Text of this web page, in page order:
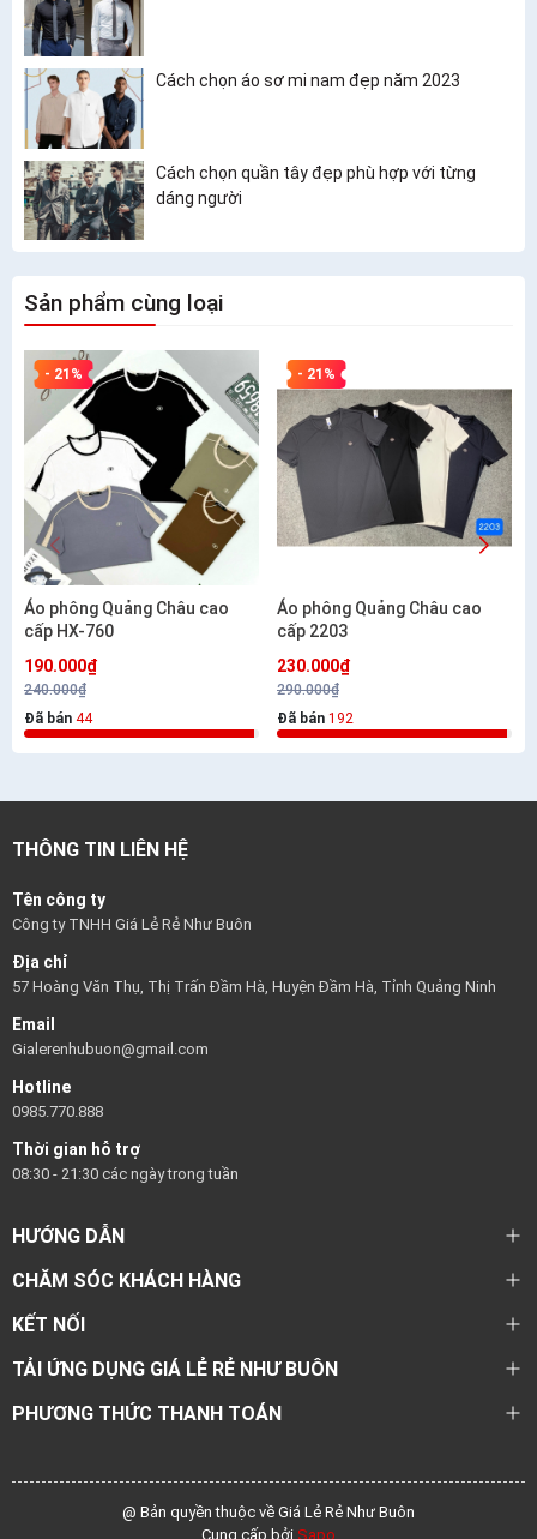
Cách chọn áo sơ mi nam đẹp năm 2023
Cách chọn quần tây đẹp phù hợp với từng
dáng người
Sản phẩm cùng loại
- 21%
Áo phông Quảng Châu cao
cấp HX-760
190.000₫
240.000₫
Đã bán 44
- 21%
Áo phông Quảng Châu cao
cấp 2203
230.000₫
290.000₫
Đã bán 192
THÔNG TIN LIÊN HỆ
Tên công ty
Công ty TNHH Giá Lẻ Rẻ Như Buôn
Địa chỉ
57 Hoàng Văn Thụ, Thị Trấn Đầm Hà, Huyện Đầm Hà, Tỉnh Quảng Ninh
Email
Gialerenhubuon@gmail.com
Hotline
0985.770.888
Thời gian hỗ trợ
08:30 - 21:30 các ngày trong tuần
HƯỚNG DẪN
CHĂM SÓC KHÁCH HÀNG
KẾT NỐI
TẢI ỨNG DỤNG GIÁ LẺ RẺ NHƯ BUÔN
PHƯƠNG THỨC THANH TOÁN
@ Bản quyền thuộc về Giá Lẻ Rẻ Như Buôn
Cung cấp bởi Sapo